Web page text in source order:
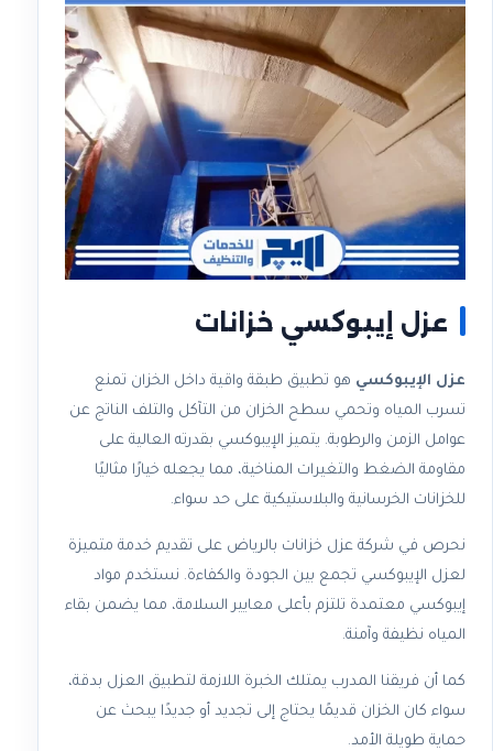
عزل إيبوكسي خزانات​
عزل الإيبوكسي هو تطبيق طبقة واقية داخل الخزان تمنع
تسرب المياه وتحمي سطح الخزان من التآكل والتلف الناتج عن
عوامل الزمن والرطوبة. يتميز الإيبوكسي بقدرته العالية على
مقاومة الضغط والتغيرات المناخية، مما يجعله خيارًا مثاليًا
للخزانات الخرسانية والبلاستيكية على حد سواء.
نحرص في شركة عزل خزانات بالرياض على تقديم خدمة متميزة
لعزل الإيبوكسي تجمع بين الجودة والكفاءة. نستخدم مواد
إيبوكسي معتمدة تلتزم بأعلى معايير السلامة، مما يضمن بقاء
المياه نظيفة وآمنة.
كما أن فريقنا المدرب يمتلك الخبرة اللازمة لتطبيق العزل بدقة،
سواء كان الخزان قديمًا يحتاج إلى تجديد أو جديدًا يبحث عن
حماية طويلة الأمد.